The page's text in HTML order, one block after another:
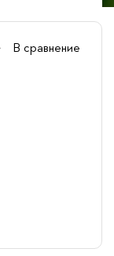
В сравнение